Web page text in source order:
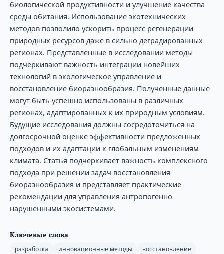
биологической продуктивности и улучшение качества
среды обитания. Использование экотехнических
методов позволило ускорить процесс регенерации
природных ресурсов даже в сильно деградированных
регионах. Представленные в исследовании методы
подчеркивают важность интеграции новейших
технологий в экологическое управление и
восстановление биоразнообразия. Полученные данные
могут быть успешно использованы в различных
регионах, адаптированных к их природным условиям.
Будущие исследования должны сосредоточиться на
долгосрочной оценке эффективности предложенных
подходов и их адаптации к глобальным изменениям
климата. Статья подчеркивает важность комплексного
подхода при решении задач восстановления
биоразнообразия и представляет практические
рекомендации для управления антропогенно
нарушенными экосистемами.
Ключевые слова
разработка инновационные методы
восстановление